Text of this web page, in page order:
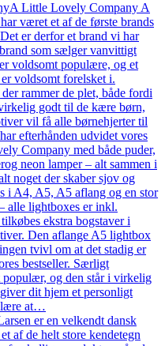
A Little Lovely Company A
været et af de første brands
er derfor et brand vi har
som sælger vanvittigt
voldsomt populære, og et
voldsomt forelsket i.
rammer de plet, både fordi
godt til de kære børn,
vil få alle børnehjerter til
efterhånden udvidet vores
Company med både puder,
neon lamper – alt sammen i
noget der skaber sjov og
A4, A5, A5 aflang og en stor
alle lightboxes er inkl.
ekstra bogstaver i
Den aflange A5 lightbox
tvivl om at det stadig er
bestseller. Særligt
og den står i virkelig
dit hjem et personligt
lære at…
er en velkendt dansk
af de helt store kendetegn